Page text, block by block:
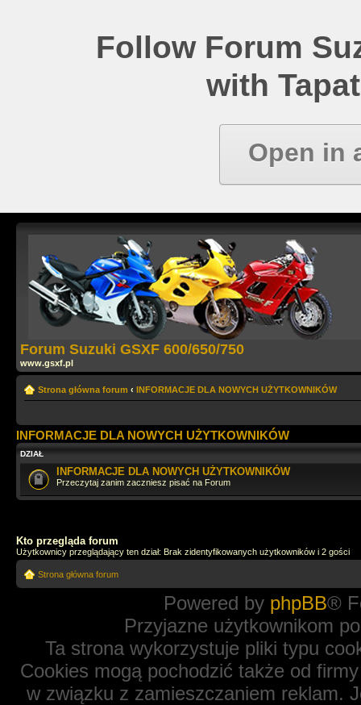
Follow Forum
with
Open in
Forum Suzuki GSXF 600/650/750
www.gsxf.pl
Strona główna forum ‹ INFORMACJE DLA NOWYCH UŻYTKOWNIKÓW
INFORMACJE DLA NOWYCH UŻYTKOWNIKÓW
DZIAŁ
INFORMACJE DLA NOWYCH UŻYTKOWNIKÓW
Przeczytaj zanim zaczniesz pisać na Forum
Kto przegląda forum
Użytkownicy przeglądający ten dział: Brak zidentyfikowanych użytkowników i 2 gości
Strona główna forum
Powered by phpBB®
Przyjazne użytkownikom
Ta strona wykorzystuje pliki typu
Cookies mogą pochodzić także od
w związku z zamieszczaniem reklam.